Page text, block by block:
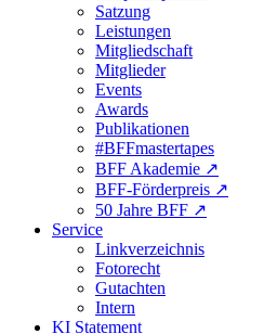
Satzung
Leistungen
Mitgliedschaft
Mitglieder
Events
Awards
Publikationen
#BFFmastertapes
BFF Akademie ↗︎
BFF-Förderpreis ↗︎
50 Jahre BFF ↗︎
Service
Linkverzeichnis
Fotorecht
Gutachten
Intern
KI Statement